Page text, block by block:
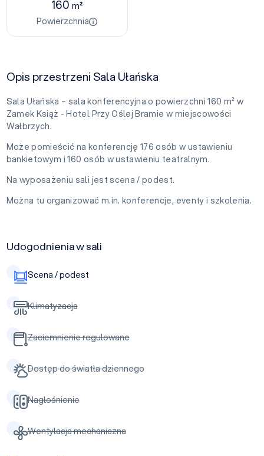
160m²
Powierzchnia
Opis przestrzeni Sala Ułańska
Sala Ułańska – sala konferencyjna o powierzchni 160 m² w
Zamek Książ - Hotel Przy Oślej Bramie w miejscowości
Wałbrzych.
Może pomieścić na konferencję 176 osób w ustawieniu
bankietowym i 160 osób w ustawieniu teatralnym.
Na wyposażeniu sali jest scena / podest.
Można tu organizować m.in. konferencje, eventy i szkolenia.
Udogodnienia w sali
Scena / podest
Klimatyzacja
Zaciemnienie regulowane
Dostęp do światła dziennego
Nagłośnienie
Wentylacja mechaniczna